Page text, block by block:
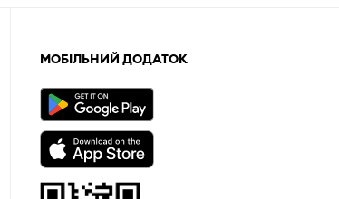
МОБІЛЬНИЙ ДОДАТОК